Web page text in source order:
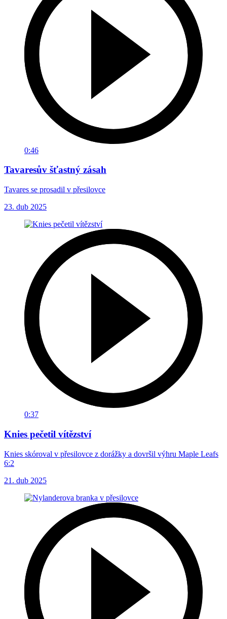
0:46
Tavaresův šťastný zásah
Tavares se prosadil v přesilovce
23. dub 2025
0:37
Knies pečetil vítězství
Knies skóroval v přesilovce z dorážky a dovršil výhru Maple Leafs
6:2
21. dub 2025